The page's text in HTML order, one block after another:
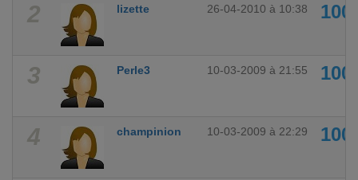
2 lizette 26-04-2010 à 10:38
3 Perle3 10-03-2009 à 21:55
4 champinion 10-03-2009 à 22:29